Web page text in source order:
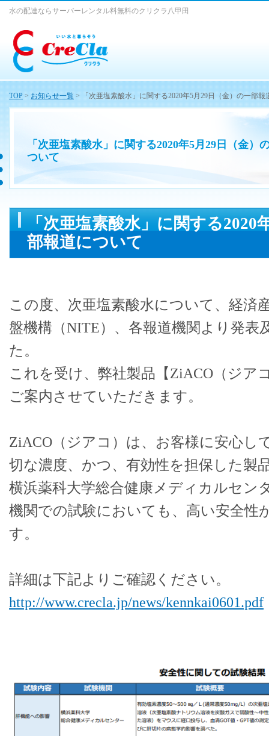
「次亜塩素酸水」に関する2020年5月29日（金）
ついて
水の配達ならサーバーレンタル料無料のクリクラ八甲田
「次亜塩素酸水」に関する2020
部報道について
この度、次亜塩素酸水について、経済
盤機構（NITE）、各報道機関より発表
た。
これを受け、弊社製品【ZiACO（ジア
ご案内させていただきます。
ZiACO（ジアコ）は、お客様に安心し
切な濃度、かつ、有効性を担保した製
横浜薬科大学総合健康メディカルセン
機関での試験においても、高い安全性
す。
詳細は下記よりご確認ください。
http://www.crecla.jp/news/kennkai0601.pdf
TOP > お知らせ一覧 > 「次亜塩素酸水」に関する2020年5月29日（金）の一部報